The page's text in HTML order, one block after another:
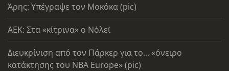
Άρης: Υπέγραψε τον Μοκόκα (pic)
AEK: Στα «κίτρινα» ο Νόλεϊ
Διευκρίνιση από τον Πάρκερ για το... «όνειρο
κατάκτησης του ΝΒΑ Europe» (pic)